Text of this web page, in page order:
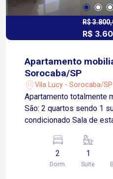
para aluguel.
R$
R$
Apartamento
Sorocaba/SP
Vila Lucy - Sorocaba/SP
Apartamento totalmente
São: 2 quartos sendo 1
condicionado Sala de
totalmente planejada
forno e geladeira Área
Varanda técnica 2 vagas
2
Dorm.
1
Suite